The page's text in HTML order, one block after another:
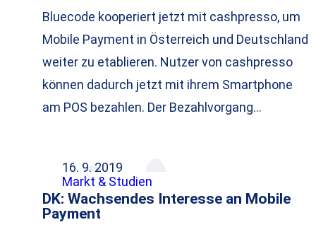
Bluecode kooperiert jetzt mit cashpresso, um
Mobile Payment in Österreich und Deutschland
weiter zu etablieren. Nutzer von cashpresso
können dadurch jetzt mit ihrem Smartphone
am POS bezahlen. Der Bezahlvorgang…
16. 9. 2019
Markt & Studien
DK: Wachsendes Interesse an Mobile
Payment